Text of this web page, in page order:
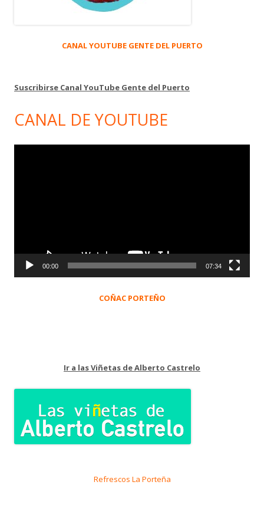
CANAL YOUTUBE GENTE DEL PUERTO
Suscribirse Canal YouTube Gente del Puerto
CANAL DE YOUTUBE
00:00 07:34
COÑAC PORTEÑO
Ir a las Viñetas de Alberto Castrelo
Refrescos La Porteña